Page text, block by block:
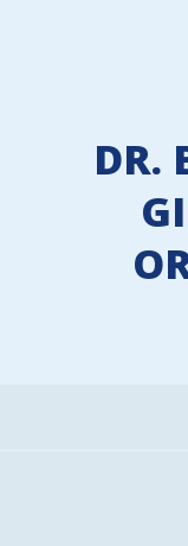
DR.